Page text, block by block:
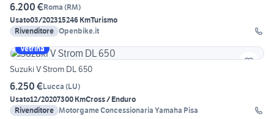
6.200 €Roma (RM)
Usato03/202315246 KmTurismo
Rivenditore Openbike.it
Vetrina
Suzuki V Strom DL 650
6.250 €Lucca (LU)
Usato12/20207300 KmCross / Enduro
Rivenditore Motorgame Concessionaria Yamaha Pisa